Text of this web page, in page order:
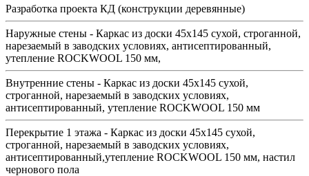
Разработка проекта КД (конструкции деревянные)
Наружные стены - Каркас из доски 45х145 сухой, строганной,
нарезаемый в заводских условиях, антисептированный,
утепление ROCKWOOL 150 мм,
Внутренние стены - Каркас из доски 45х145 сухой,
строганной, нарезаемый в заводских условиях,
антисептированный, утепление ROCKWOOL 150 мм
Перекрытие 1 этажа - Каркас из доски 45х145 сухой,
строганной, нарезаемый в заводских условиях,
антисептированный,утепление ROCKWOOL 150 мм, настил
чернового пола